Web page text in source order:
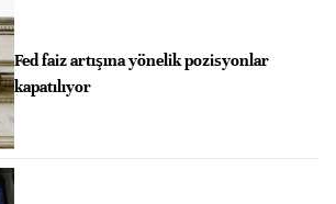
Fed faiz artışına yönelik pozisyonlar
kapatılıyor